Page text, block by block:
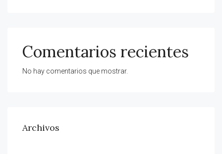
Comentarios recientes
No hay comentarios que mostrar.
Archivos